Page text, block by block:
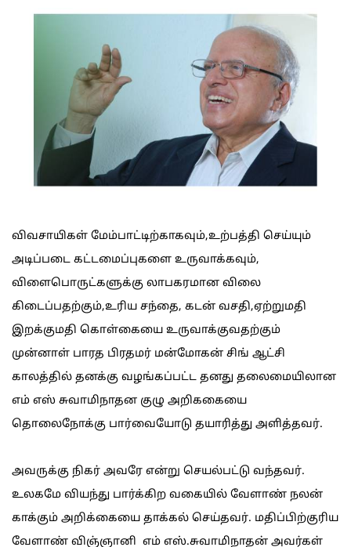
விவசாயிகள் மேம்பாட்டிற்காகவும்,உற்பத்தி செய்யும்
அடிப்படை கட்டமைப்புகளை உருவாக்கவும்,
விளைபொருட்களுக்கு லாபகரமான விலை
கிடைப்பதற்கும்,உரிய சந்தை, கடன் வசதி,ஏற்றுமதி
இறக்குமதி கொள்கையை உருவாக்குவதற்கும்
முன்னாள் பாரத பிரதமர் மன்மோகன் சிங் ஆட்சி
காலத்தில் தனக்கு வழங்கப்பட்ட தனது தலைமையிலான
எம் எஸ் சுவாமிநாதன குழு அறிககையை
தொலைநோக்கு பார்வையோடு தயாரித்து அளித்தவர்.
அவருக்கு நிகர் அவரே என்று செயல்பட்டு வந்தவர்.
உலகமே வியந்து பார்க்கிற வகையில் வேளாண் நலன்
காக்கும் அறிக்கையை தாக்கல் செய்தவர். மதிப்பிற்குரிய
வேளாண் விஞ்ஞானி எம் எஸ்.சுவாமிநாதன் அவர்கள்